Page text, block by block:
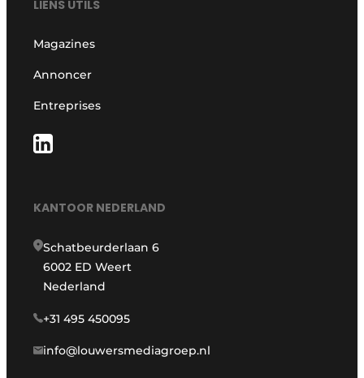
LIENS UTILS
Magazines
Annoncer
Entreprises
KANTOOR NEDERLAND
Schatbeurderlaan 6
6002 ED Weert
Nederland
+31 495 450095
info@louwersmediagroep.nl